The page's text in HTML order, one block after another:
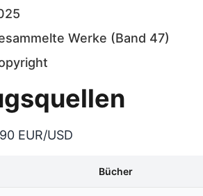
Werke (Band 47)
EUR/USD
Bücher